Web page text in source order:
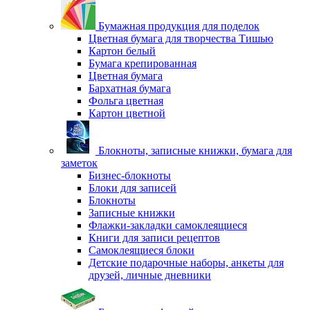
Бумажная продукция для поделок
Цветная бумага для творчества Тишью
Картон белый
Бумага крепированная
Цветная бумага
Бархатная бумага
Фольга цветная
Картон цветной
Блокноты, записные книжки, бумага для
заметок
Бизнес-блокноты
Блоки для записей
Блокноты
Записные книжки
Флажки-закладки самоклеящиеся
Книги для записи рецептов
Самоклеящиеся блоки
Детские подарочные наборы, анкеты для
друзей, личные дневники